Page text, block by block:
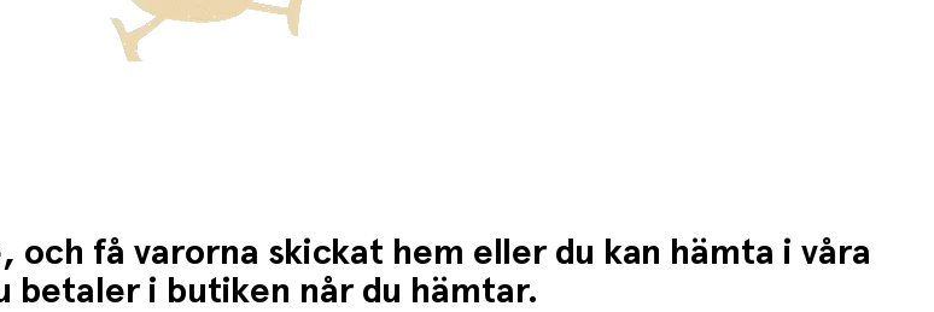
och få varorna skickat hem eller du kan hämta i våra
betaler i butiken når du hämtar.